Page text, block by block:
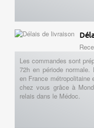
Les commandes sont
72h en période
en France
chez vous grâce à
relais dans le Médoc.